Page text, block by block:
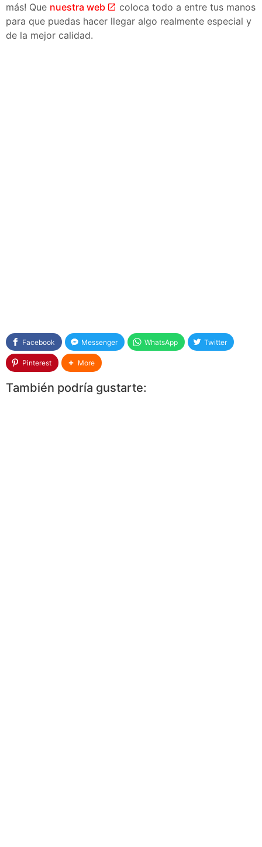
más! Que nuestra web
coloca todo a entre tus manos
para que puedas hacer llegar algo realmente especial y
de la mejor calidad.
Facebook Messenger WhatsApp Twitter
Pinterest More
También podría gustarte: